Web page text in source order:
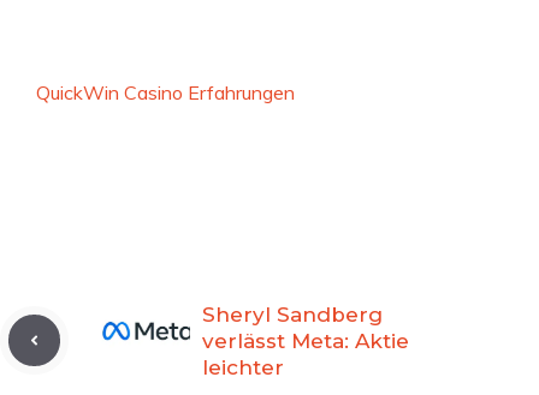
QuickWin Casino Erfahrungen
Sheryl Sandberg
verlässt Meta: Aktie
leichter